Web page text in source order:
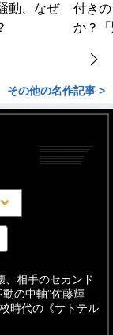
動、なぜ
付き
か？
その他の名作記事 >
、相手のセカンド
の中軸”佐藤輝
時代の《サトテル